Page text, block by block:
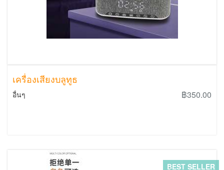
เครื่องเสียงบลูทูธ
อื่นๆ ฿350.00
BEST SELLER